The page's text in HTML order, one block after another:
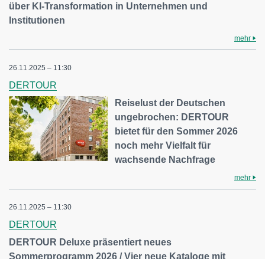
über KI-Transformation in Unternehmen und
Institutionen
mehr
26.11.2025 – 11:30
DERTOUR
Reiselust der Deutschen
ungebrochen: DERTOUR
bietet für den Sommer 2026
noch mehr Vielfalt für
wachsende Nachfrage
mehr
26.11.2025 – 11:30
DERTOUR
DERTOUR Deluxe präsentiert neues
Sommerprogramm 2026 / Vier neue Kataloge mit